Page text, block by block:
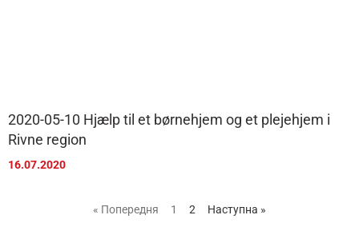
2020-05-10 Hjælp til et børnehjem og et plejehjem i
Rivne region
16.07.2020
« Попередня 1 2 Наступна »